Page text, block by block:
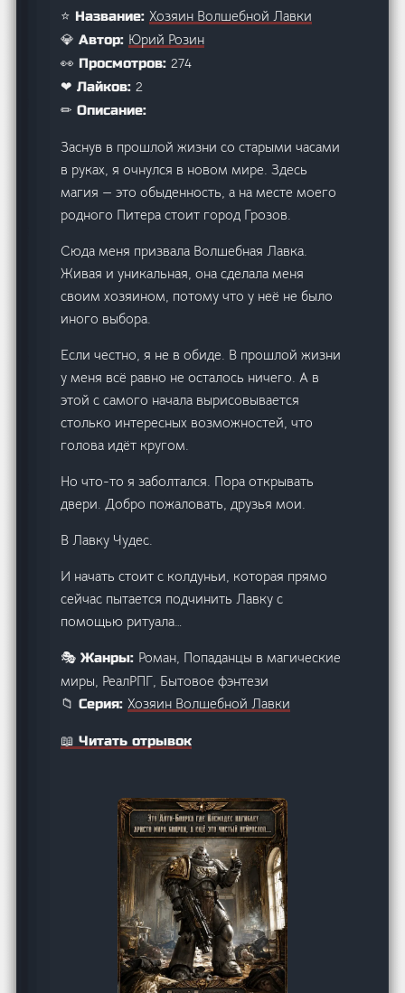
⭐ Название:Хозяин Волшебной Лавки
💎 Автор: Юрий Розин
👀 Просмотров:274
❤ Лайков:2
✏ Описание:
Заснув в прошлой жизни со старыми часами
в руках, я очнулся в новом мире. Здесь
магия — это обыденность, а на месте моего
родного Питера стоит город Грозов.
Сюда меня призвала Волшебная Лавка.
Живая и уникальная, она сделала меня
своим хозяином, потому что у неё не было
иного выбора.
Если честно, я не в обиде. В прошлой жизни
у меня всё равно не осталось ничего. А в
этой с самого начала вырисовывается
столько интересных возможностей, что
голова идёт кругом.
Но что-то я заболтался. Пора открывать
двери. Добро пожаловать, друзья мои.
В Лавку Чудес.
И начать стоит с колдуньи, которая прямо
сейчас пытается подчинить Лавку с
помощью ритуала…
🎭 Жанры: Роман, Попаданцы в магические
миры, РеалРПГ, Бытовое фэнтези
📁 Серия:Хозяин Волшебной Лавки
📖 Читать отрывок